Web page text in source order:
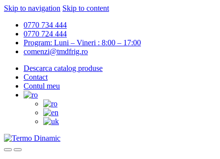
Skip to navigation Skip to content
0770 734 444
0770 724 444
Program: Luni – Vineri : 8:00 – 17:00
comenzi@tmdfrig.ro
Descarca catalog produse
Contact
Contul meu